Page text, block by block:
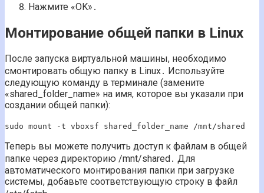
Нажмите «OK»․
Монтирование общей папки в Linux
После запуска виртуальной машины, необходимо
смонтировать общую папку в Linux․ Используйте
следующую команду в терминале (замените
«shared_folder_name» на имя, которое вы указали при
создании общей папки):
sudo mount -t vboxsf shared_folder_name /mnt/shared
Теперь вы можете получить доступ к файлам в общей
папке через директорию /mnt/shared․ Для
автоматического монтирования папки при загрузке
системы, добавьте соответствующую строку в файл